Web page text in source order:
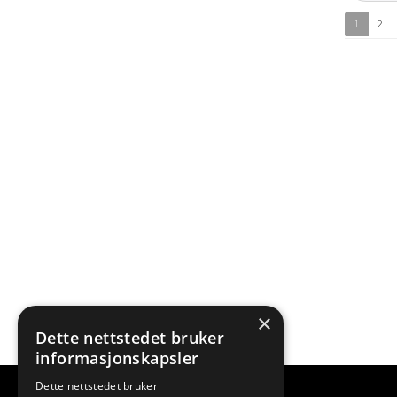
1 2
×
Dette nettstedet bruker
informasjonskapsler
Dette nettstedet bruker